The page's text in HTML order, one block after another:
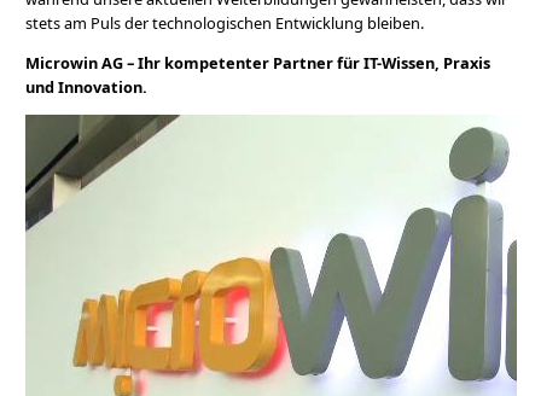
stets am Puls der technologischen Entwicklung bleiben.
Microwin AG – Ihr kompetenter Partner für IT-Wissen, Praxis
und Innovation.